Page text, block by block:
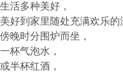
生活多种美好，
美好到家里随处充满欢乐的
傍晚时分围炉而坐，
一杯气泡水，
或半杯红酒，